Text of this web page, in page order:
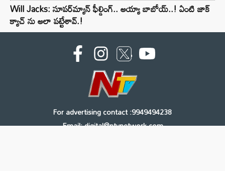
Will Jacks: సూపర్‌మ్యాన్ ఫీల్డింగ్.. అయ్యా బాబోయ్..! ఏంటి జాక్
క్యాచ్ ను అలా పట్టేశావ్.!
For advertising contact :9949494238
Email: digital@ntvnetwork.com